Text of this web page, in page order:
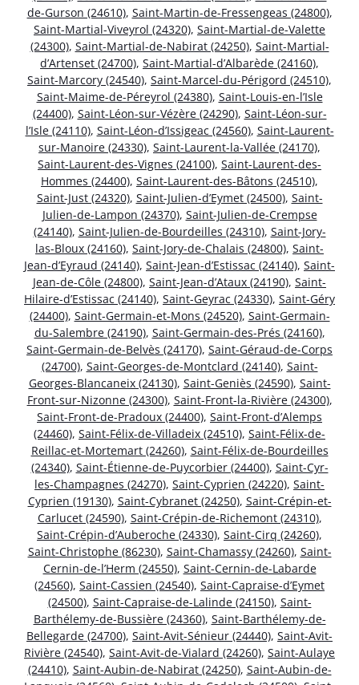
de-Gurson (24610), Saint-Martin-de-Fressengeas (24800),
Saint-Martial-Viveyrol (24320), Saint-Martial-de-Valette
(24300), Saint-Martial-de-Nabirat (24250), Saint-Martial-
d’Artenset (24700), Saint-Martial-d’Albarède (24160),
Saint-Marcory (24540), Saint-Marcel-du-Périgord (24510),
Saint-Maime-de-Péreyrol (24380), Saint-Louis-en-l’Isle
(24400), Saint-Léon-sur-Vézère (24290), Saint-Léon-sur-
l’Isle (24110), Saint-Léon-d’Issigeac (24560), Saint-Laurent-
sur-Manoire (24330), Saint-Laurent-la-Vallée (24170),
Saint-Laurent-des-Vignes (24100), Saint-Laurent-des-
Hommes (24400), Saint-Laurent-des-Bâtons (24510),
Saint-Just (24320), Saint-Julien-d’Eymet (24500), Saint-
Julien-de-Lampon (24370), Saint-Julien-de-Crempse
(24140), Saint-Julien-de-Bourdeilles (24310), Saint-Jory-
las-Bloux (24160), Saint-Jory-de-Chalais (24800), Saint-
Jean-d’Eyraud (24140), Saint-Jean-d’Estissac (24140), Saint-
Jean-de-Côle (24800), Saint-Jean-d’Ataux (24190), Saint-
Hilaire-d’Estissac (24140), Saint-Geyrac (24330), Saint-Géry
(24400), Saint-Germain-et-Mons (24520), Saint-Germain-
du-Salembre (24190), Saint-Germain-des-Prés (24160),
Saint-Germain-de-Belvès (24170), Saint-Géraud-de-Corps
(24700), Saint-Georges-de-Montclard (24140), Saint-
Georges-Blancaneix (24130), Saint-Geniès (24590), Saint-
Front-sur-Nizonne (24300), Saint-Front-la-Rivière (24300),
Saint-Front-de-Pradoux (24400), Saint-Front-d’Alemps
(24460), Saint-Félix-de-Villadeix (24510), Saint-Félix-de-
Reillac-et-Mortemart (24260), Saint-Félix-de-Bourdeilles
(24340), Saint-Étienne-de-Puycorbier (24400), Saint-Cyr-
les-Champagnes (24270), Saint-Cyprien (24220), Saint-
Cyprien (19130), Saint-Cybranet (24250), Saint-Crépin-et-
Carlucet (24590), Saint-Crépin-de-Richemont (24310),
Saint-Crépin-d’Auberoche (24330), Saint-Cirq (24260),
Saint-Christophe (86230), Saint-Chamassy (24260), Saint-
Cernin-de-l’Herm (24550), Saint-Cernin-de-Labarde
(24560), Saint-Cassien (24540), Saint-Capraise-d’Eymet
(24500), Saint-Capraise-de-Lalinde (24150), Saint-
Barthélemy-de-Bussière (24360), Saint-Barthélemy-de-
Bellegarde (24700), Saint-Avit-Sénieur (24440), Saint-Avit-
Rivière (24540), Saint-Avit-de-Vialard (24260), Saint-Aulaye
(24410), Saint-Aubin-de-Nabirat (24250), Saint-Aubin-de-